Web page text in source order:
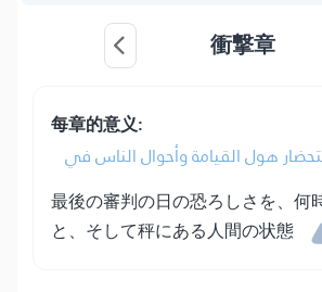
衝撃章
每章的意义:
هول القيامة وأحوال الناس في
最後の審判の日の恐ろしさを、何
と、そして秤にある人間の状態